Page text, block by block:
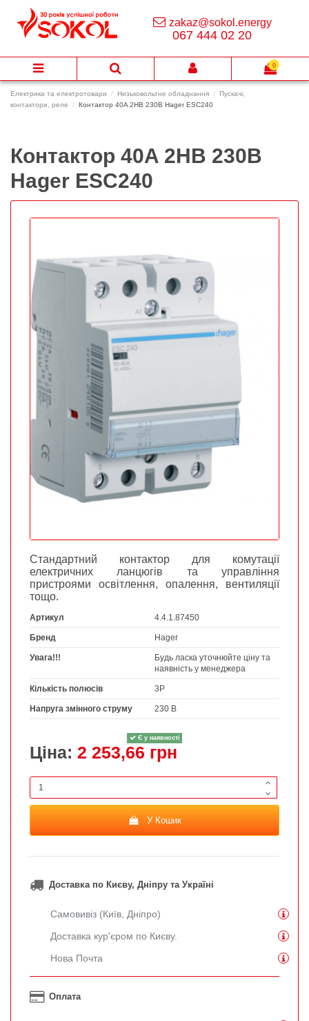
Електрика та електротовари Низьковольтне обладнання
Пускачі,
контактори, реле
Контактор 40A 2НВ 230В Hager ESC240
Контактор 40A 2НВ 230В
Hager ESC240
Стандартний контактор для комутації
електричних ланцюгів та управління
пристроями освітлення, опалення, вентиляції
тощо.
Артикул 4.4.1.87450
Бренд Hager
Увага!!!
Будь ласка уточнюйте ціну та
наявність у менеджера
Кількість полюсів 3P
Напруга змінного струму 230 В
Є у наявності
Ціна: 2 253,66 грн
У Кошик
Доставка по Києву, Дніпру та Україні
Самовивіз (Київ, Дніпро)
Доставка кур'єром по Києву.
Нова Почта
Оплата
zakaz@sokol.energy
067 444 02 20
0